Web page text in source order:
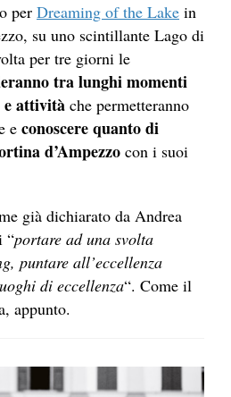
per Dreaming of the Lake in
su uno scintillante Lago di
per tre giorni le
tra lunghi momenti
attività che permetteranno
e conoscere quanto di
d’Ampezzo con i suoi
già dichiarato da Andrea
“portare ad una svolta
puntare all’eccellenza
di eccellenza“. Come il
appunto.